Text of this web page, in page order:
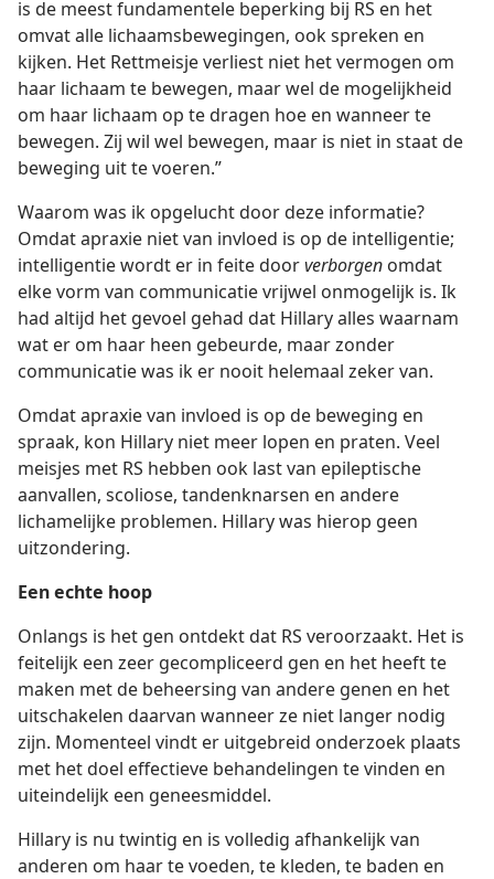
is de meest fundamentele beperking bij RS en het
omvat alle lichaamsbewegingen, ook spreken en
kijken. Het Rettmeisje verliest niet het vermogen om
haar lichaam te bewegen, maar wel de mogelijkheid
om haar lichaam op te dragen hoe en wanneer te
bewegen. Zij wil wel bewegen, maar is niet in staat de
beweging uit te voeren.”
Waarom was ik opgelucht door deze informatie?
Omdat apraxie niet van invloed is op de intelligentie;
intelligentie wordt er in feite doorverborgen omdat
elke vorm van communicatie vrijwel onmogelijk is. Ik
had altijd het gevoel gehad dat Hillary alles waarnam
wat er om haar heen gebeurde, maar zonder
communicatie was ik er nooit helemaal zeker van.
Omdat apraxie van invloed is op de beweging en
spraak, kon Hillary niet meer lopen en praten. Veel
meisjes met RS hebben ook last van epileptische
aanvallen, scoliose, tandenknarsen en andere
lichamelijke problemen. Hillary was hierop geen
uitzondering.
Een echte hoop
Onlangs is het gen ontdekt dat RS veroorzaakt. Het is
feitelijk een zeer gecompliceerd gen en het heeft te
maken met de beheersing van andere genen en het
uitschakelen daarvan wanneer ze niet langer nodig
zijn. Momenteel vindt er uitgebreid onderzoek plaats
met het doel effectieve behandelingen te vinden en
uiteindelijk een geneesmiddel.
Hillary is nu twintig en is volledig afhankelijk van
anderen om haar te voeden, te kleden, te baden en